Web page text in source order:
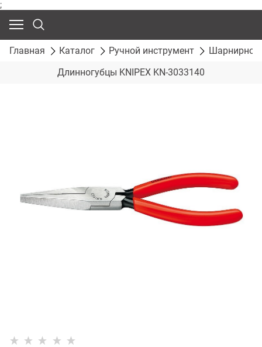
;
Главная Каталог Ручной инструмент
Шарнирно-
Длинногубцы KNIPEX KN-3033140